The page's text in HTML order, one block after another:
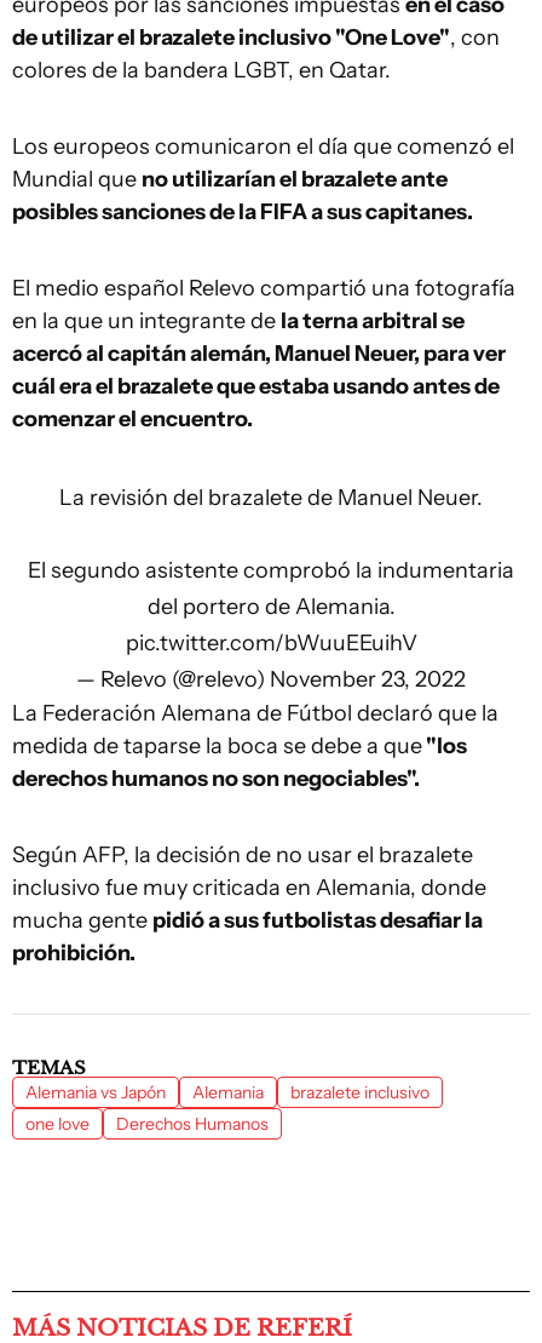
de utilizar el brazalete inclusivo "One Love", con
colores de la bandera LGBT, en Qatar.
Los europeos comunicaron el día que comenzó el
Mundial que no utilizarían el brazalete ante
posibles sanciones de la FIFA a sus capitanes.
El medio español Relevo compartió una fotografía
en la que un integrante de la terna arbitral se
acercó al capitán alemán, Manuel Neuer, para ver
cuál era el brazalete que estaba usando antes de
comenzar el encuentro.
La revisión del brazalete de Manuel Neuer.
El segundo asistente comprobó la indumentaria
del portero de Alemania.
pic.twitter.com/bWuuEEuihV
— Relevo (@relevo) November 23, 2022
La Federación Alemana de Fútbol declaró que la
medida de taparse la boca se debe a que"los
derechos humanos no son negociables".
Según AFP, la decisión de no usar el brazalete
inclusivo fue muy criticada en Alemania, donde
mucha gente pidió a sus futbolistas desafiar la
prohibición.
TEMAS
Alemania vs Japón Alemania
brazalete inclusivo
one love
Derechos Humanos
MÁS NOTICIAS DE REFERÍ